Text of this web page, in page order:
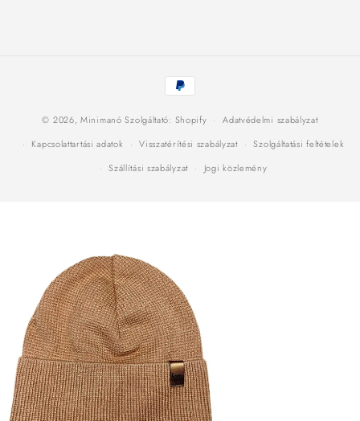
Fizetési
módok
© 2026,Minimanó Szolgáltató: Shopify
Adatvédelmi szabályzat
Kapcsolattartási adatok
Visszatérítési szabályzat
Szolgáltatási feltételek
Szállítási szabályzat
Jogi közlemény